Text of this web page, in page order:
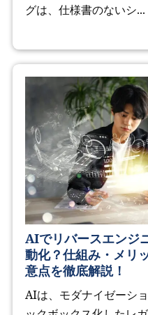
グは、仕様書のないシ...
AIでリバースエンジ
動化？仕組み・メリ
意点を徹底解説！
AIは、モダナイゼーシ